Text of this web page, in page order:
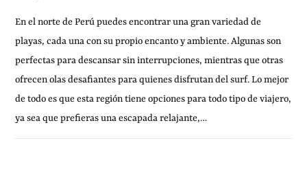
En el norte de Perú puedes encontrar una gran variedad de
playas, cada una con su propio encanto y ambiente. Algunas son
perfectas para descansar sin interrupciones, mientras que otras
ofrecen olas desafiantes para quienes disfrutan del surf. Lo mejor
de todo es que esta región tiene opciones para todo tipo de viajero,
ya sea que prefieras una escapada relajante,…